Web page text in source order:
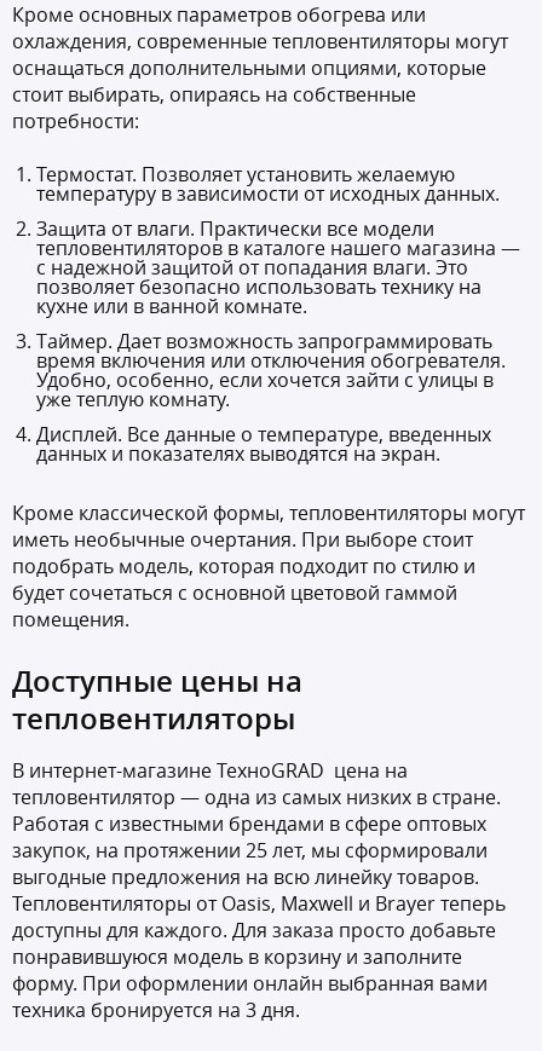
Кроме основных параметров обогрева или
охлаждения, современные тепловентиляторы могут
оснащаться дополнительными опциями, которые
стоит выбирать, опираясь на собственные
потребности:
Термостат. Позволяет установить желаемую
температуру в зависимости от исходных данных.
Защита от влаги. Практически все модели
тепловентиляторов в каталоге нашего магазина —
с надежной защитой от попадания влаги. Это
позволяет безопасно использовать технику на
кухне или в ванной комнате.
Таймер. Дает возможность запрограммировать
время включения или отключения обогревателя.
Удобно, особенно, если хочется зайти с улицы в
уже теплую комнату.
Дисплей. Все данные о температуре, введенных
данных и показателях выводятся на экран.
Кроме классической формы, тепловентиляторы могут
иметь необычные очертания. При выборе стоит
подобрать модель, которая подходит по стилю и
будет сочетаться с основной цветовой гаммой
помещения.
Доступные цены на
тепловентиляторы
В интернет-магазине ТехноGRAD цена на
тепловентилятор — одна из самых низких в стране.
Работая с известными брендами в сфере оптовых
закупок, на протяжении 25 лет, мы сформировали
выгодные предложения на всю линейку товаров.
Тепловентиляторы от Oasis, Maxwell и Brayer теперь
доступны для каждого. Для заказа просто добавьте
понравившуюся модель в корзину и заполните
форму. При оформлении онлайн выбранная вами
техника бронируется на 3 дня.